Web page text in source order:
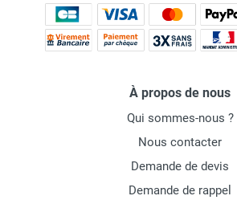
À propos de nous
Qui sommes-nous ?
Nous contacter
Demande de devis
Demande de rappel